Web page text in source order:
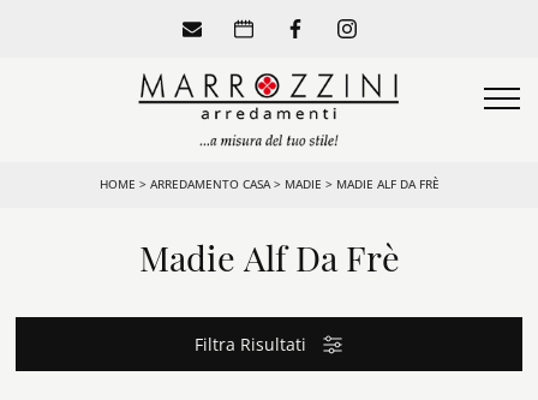
HOME > ARREDAMENTO CASA> MADIE > MADIE ALF DA FRÈ
Madie Alf Da Frè
Filtra Risultati